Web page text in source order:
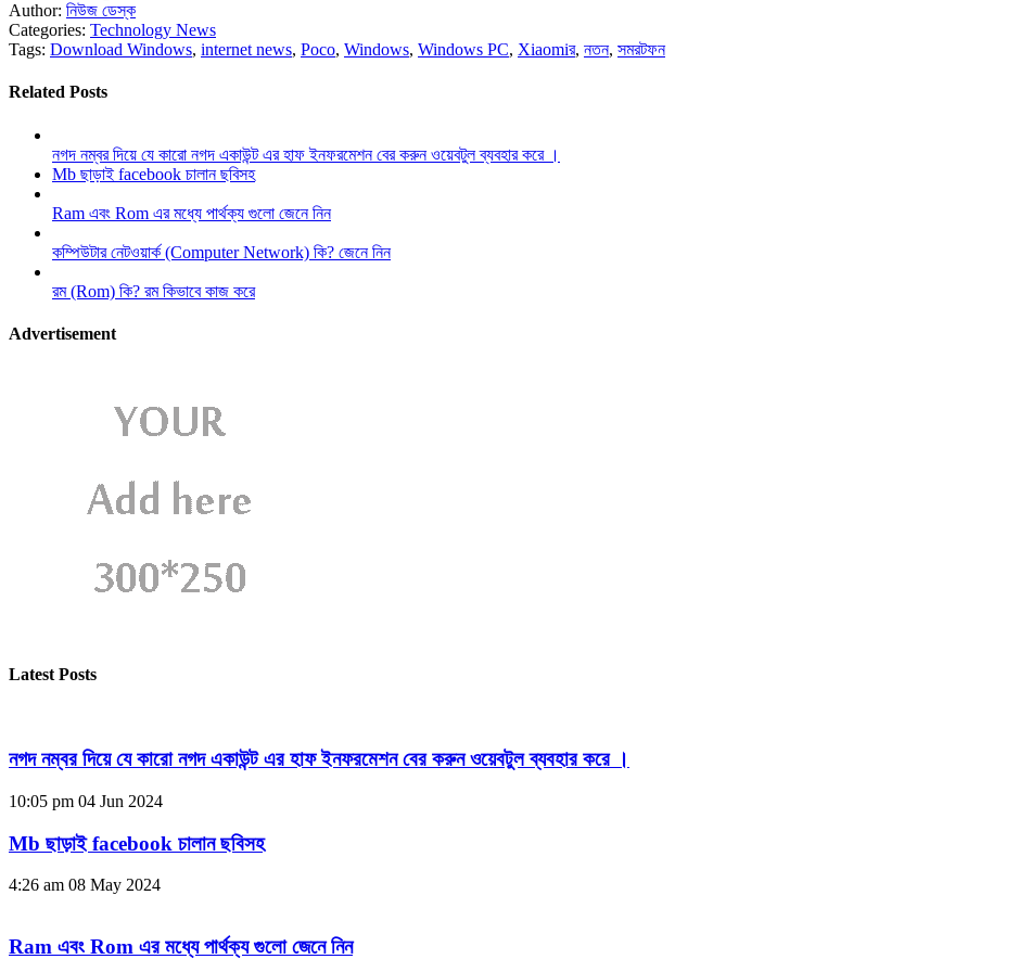
Author: নিউজ ডেস্ক
Categories: Technology News
Tags: Download Windows, internet news, Poco, Windows, Windows PC, Xiaomiর, নতন, সমরটফন
Related Posts
নগদ নম্বর দিয়ে যে কারো নগদ একাউন্ট এর হাফ ইনফরমেশন বের করুন ওয়েবটুল ব্যবহার করে ।
Mb ছাড়াই facebook চালান ছবিসহ
Ram এবং Rom এর মধ্যে পার্থক্য গুলো জেনে নিন
কম্পিউটার নেটওয়ার্ক (Computer Network) কি? জেনে নিন
রম (Rom) কি? রম কিভাবে কাজ করে
Advertisement
Latest Posts
নগদ নম্বর দিয়ে যে কারো নগদ একাউন্ট এর হাফ ইনফরমেশন বের করুন ওয়েবটুল ব্যবহার করে ।
10:05 pm 04 Jun 2024
Mb ছাড়াই facebook চালান ছবিসহ
4:26 am 08 May 2024
Ram এবং Rom এর মধ্যে পার্থক্য গুলো জেনে নিন